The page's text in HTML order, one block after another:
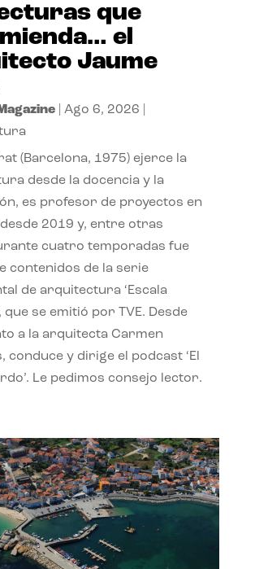
que
el
Jaume
| Ago 6, 2026
(Barcelona, 1975) ejerce la
desde la docencia y la
es profesor de proyectos en
desde 2019 y, entre otras
cuatro temporadas fue
contenidos de la serie
de arquitectura ‘Escala
que se emitió por TVE. Desde
a la arquitecta Carmen
conduce y dirige el podcast ‘El
Le pedimos consejo lector.